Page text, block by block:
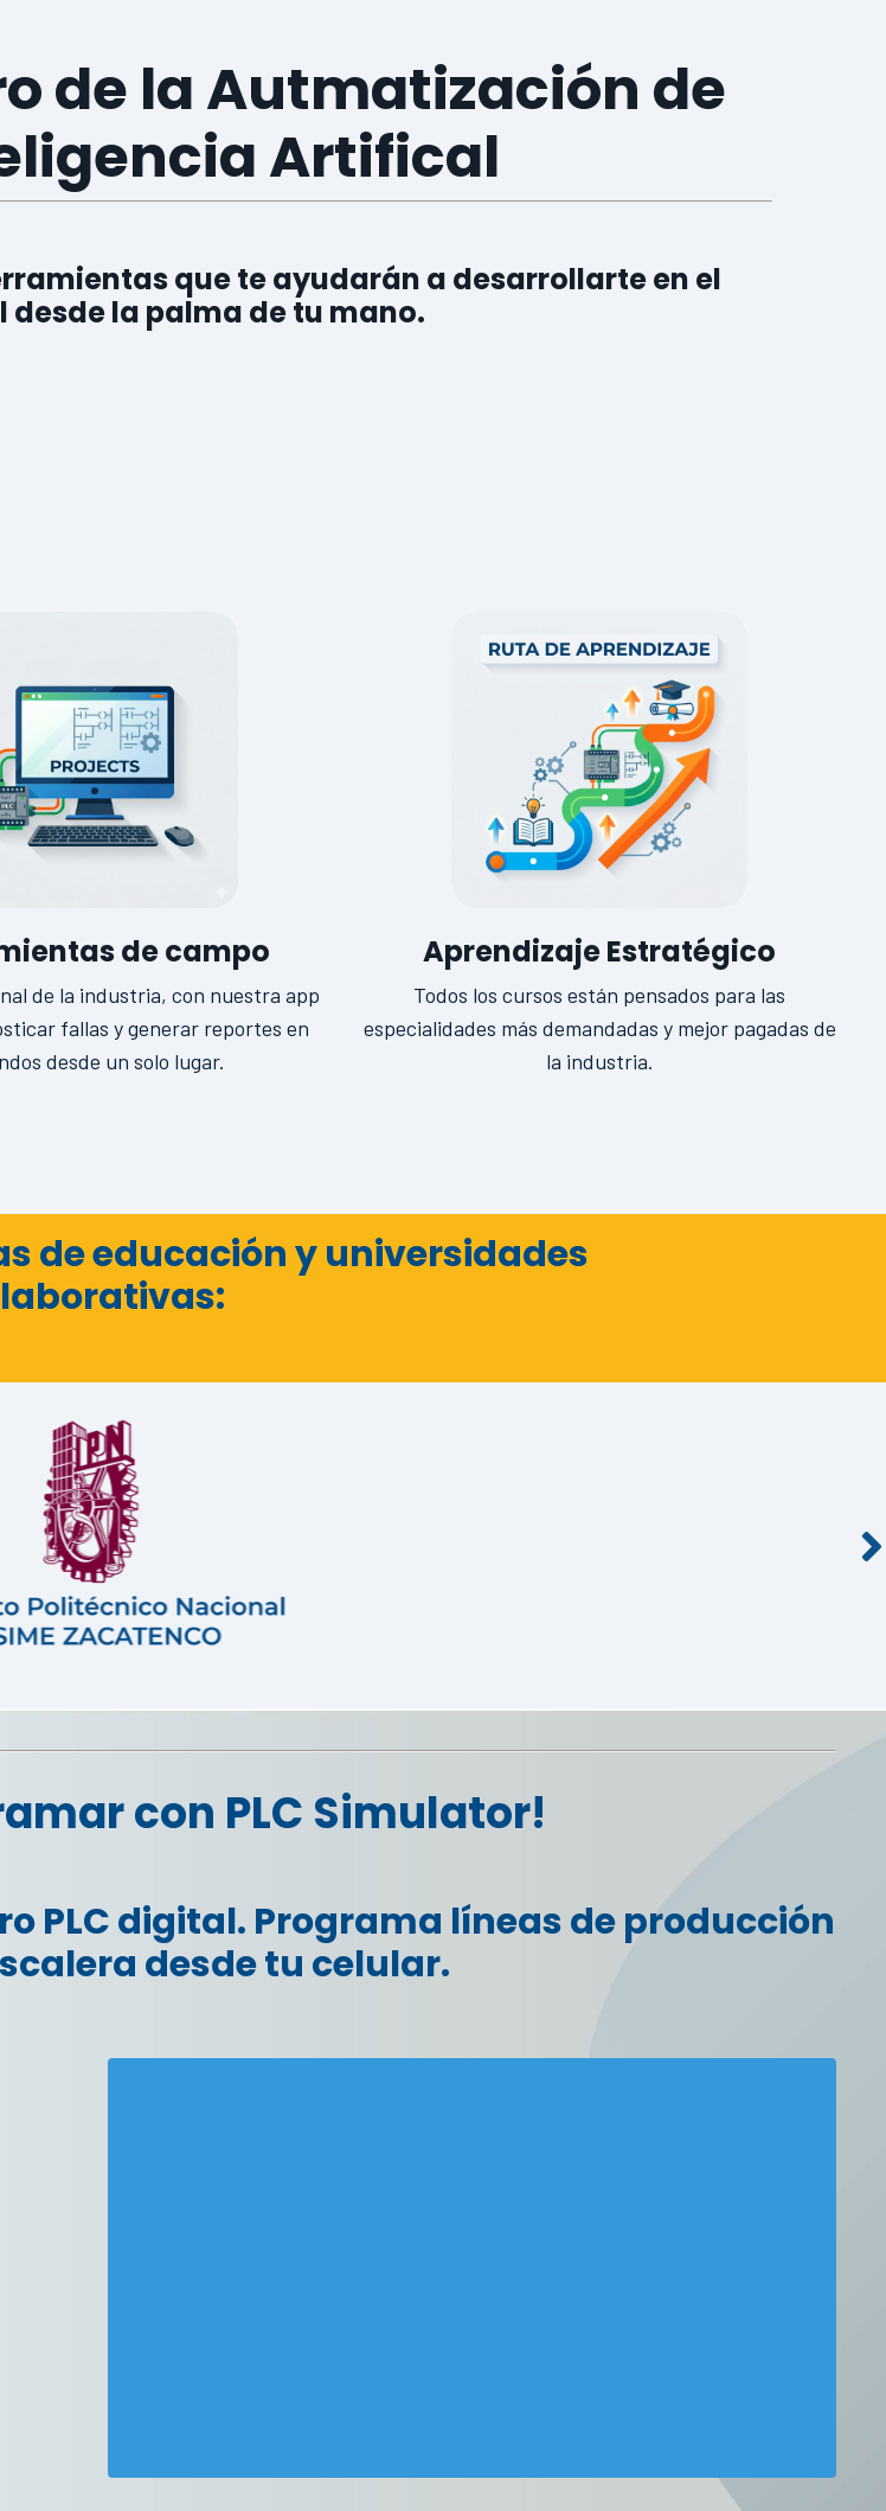
de la Autmatización de
Artifical
que te ayudarán a desarrollarte en el
la palma de tu mano.
de campo
de la industria, con nuestra app
fallas y generar reportes en
desde un solo lugar.
Aprendizaje Estratégico
Todos los cursos están pensados para las
especialidades más demandadas y mejor pagadas de
la industria.
de educación y universidades
con PLC Simulator!
PLC digital. Programa líneas de producción
desde tu celular.